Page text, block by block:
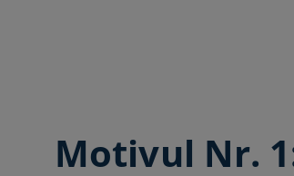
Motivul Nr.